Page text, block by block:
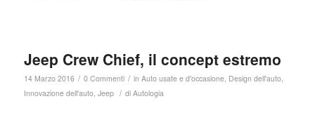
Jeep Crew Chief, il concept estremo
14 Marzo 2016 / 0 Commenti / in Auto usate e d'occasione, Design dell'auto,
Innovazione dell'auto, Jeep / di Autologia